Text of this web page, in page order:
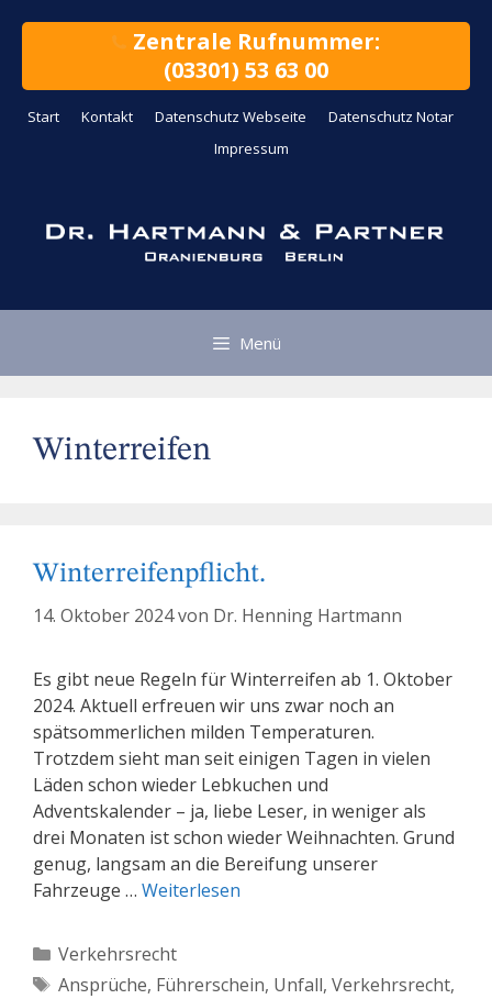
Zentrale Rufnummer:
(03301) 53 63 00
Start Kontakt Datenschutz Webseite
Datenschutz Notar
Impressum
Menü
Winterreifen
Winterreifenpflicht.
14. Oktober 2024von Dr. Henning Hartmann
Es gibt neue Regeln für Winterreifen ab 1. Oktober
2024. Aktuell erfreuen wir uns zwar noch an
spätsommerlichen milden Temperaturen.
Trotzdem sieht man seit einigen Tagen in vielen
Läden schon wieder Lebkuchen und
Adventskalender – ja, liebe Leser, in weniger als
drei Monaten ist schon wieder Weihnachten. Grund
genug, langsam an die Bereifung unserer
Fahrzeuge … Weiterlesen
Kategorien
Verkehrsrecht
Schlagwörter
Ansprüche, Führerschein, Unfall, Verkehrsrecht,